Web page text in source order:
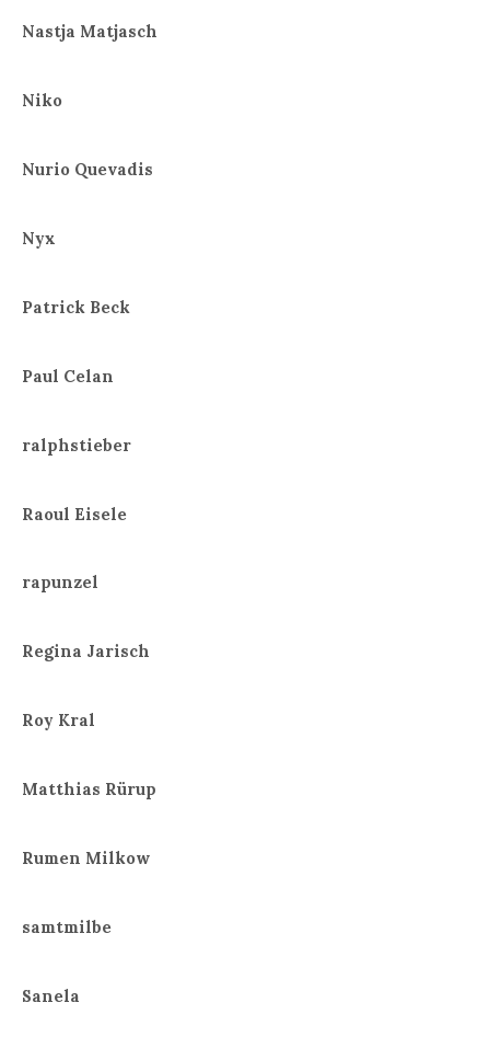
Nastja Matjasch
Niko
Nurio Quevadis
Nyx
Patrick Beck
Paul Celan
ralphstieber
Raoul Eisele
rapunzel
Regina Jarisch
Roy Kral
Matthias Rürup
Rumen Milkow
samtmilbe
Sanela